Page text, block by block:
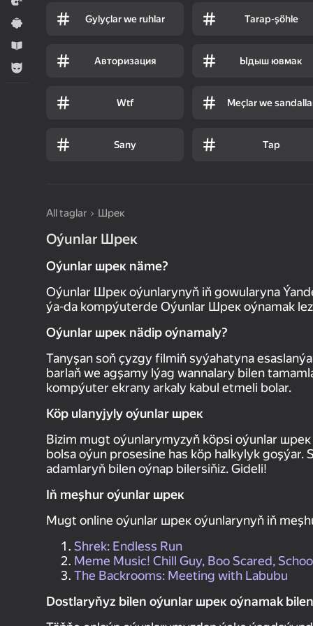
Ýönekeý
Огланлар үчүн
Gylyçlar we ruhlar Tarap-şöhle
Авторизация Ыдыш ювмак
Wtf Meçlar we
Sany Tap
All taglar Шрек
Oýunlar Шрек
Oýunlar шрек näme?
Oýunlar Шрек oýunlarynyň iň gowularyna
ýa-da kompýuterde Oýunlar Шрек oýnamak
Oýunlar шрек nädip oýnamaly?
Tanyşan soň çyzgy filmiň syýahatyna
barlaň we agşamy lýag wannalary bilen
kompýuter ekrany arkaly kabul etmeli bolar.
Köp ulanyjyly oýunlar шрек
Bizim mugt oýunlarymyzyň köpsi oýunlar
bolsa oýun prosesine has köp halkylyk goşýar.
adamlaryň bilen oýnap bilersiňiz. Gideli!
Iň meşhur oýunlar шрек
Mugt online oýunlar шрек oýunlarynyň iň
Shrek: Endless Run
Meme Music! Chill Guy, Boo Scared,
The Backrooms: Meeting with Labubu
Dostlaryňyz bilen oýunlar шрек oýnamak